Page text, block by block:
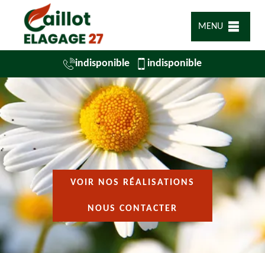
MENU
indisponible indisponible
VOIR NOS RÉALISATIONS
NOUS CONTACTER